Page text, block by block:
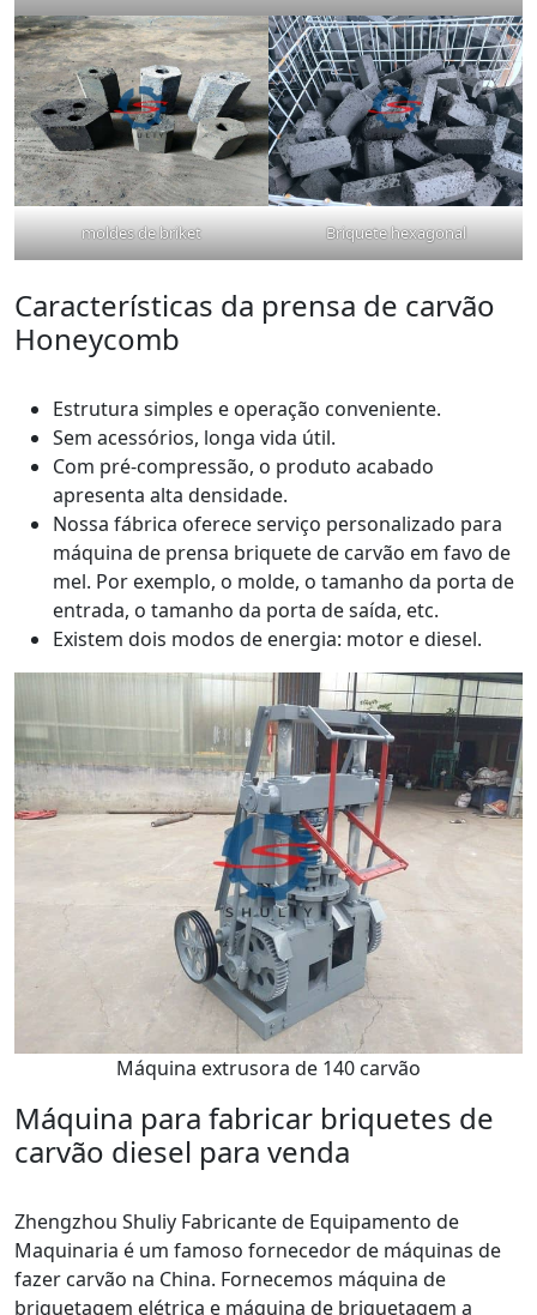
moldes de briket Briquete hexagonal
Características da prensa de carvão
Honeycomb
Estrutura simples e operação conveniente.
Sem acessórios, longa vida útil.
Com pré-compressão, o produto acabado
apresenta alta densidade.
Nossa fábrica oferece serviço personalizado para
máquina de prensa briquete de carvão em favo de
mel. Por exemplo, o molde, o tamanho da porta de
entrada, o tamanho da porta de saída, etc.
Existem dois modos de energia: motor e diesel.
Máquina extrusora de 140 carvão
Máquina para fabricar briquetes de
carvão diesel para venda
Zhengzhou Shuliy Fabricante de Equipamento de
Maquinaria é um famoso fornecedor de máquinas de
fazer carvão na China. Fornecemos máquina de
briquetagem elétrica e máquina de briquetagem a